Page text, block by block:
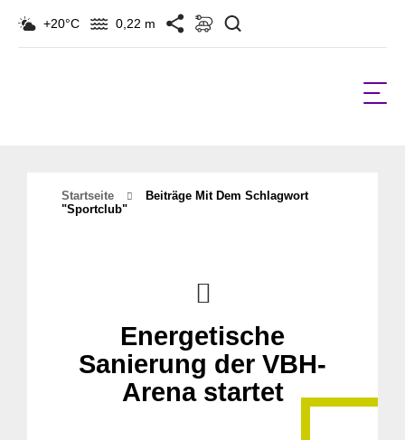
+20°C 0,22 m
Startseite
Beiträge Mit Dem Schlagwort
"Sportclub"
Energetische
Sanierung der VBH-
Arena startet